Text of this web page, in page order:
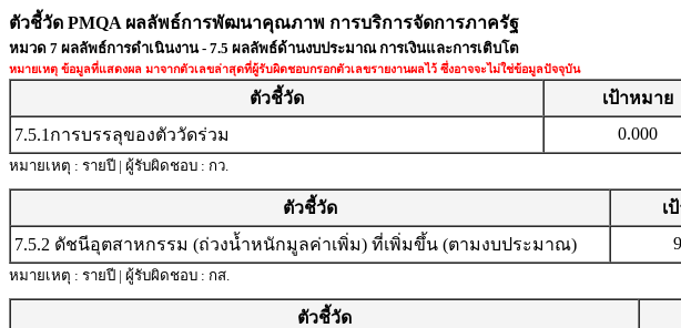
ตัวชี้วัด PMQA ผลลัพธ์การพัฒนาคุณภาพ การบริการจัดการภาครัฐ
หมวด 7 ผลลัพธ์การดำเนินงาน - 7.5 ผลลัพธ์ด้านงบประมาณ การเงินและการเติบโต
หมายเหตุ ข้อมูลที่แสดงผล มาจากตัวเลขล่าสุดที่ผู้รับผิดชอบกรอกตัวเลขรายงานผลไว้ ซึ่งอาจจะไม่ใช่ข้อมูลปัจจุบัน
ตัวชี้วัด เป้าหมาย
7.5.1การบรรลุของตัววัดร่วม
0.000
หมายเหตุ : รายปี | ผู้รับผิดชอบ : กว.
ตัวชี้วัด เ
7.5.2 ดัชนีอุตสาหกรรม (ถ่วงน้ำหนักมูลค่าเพิ่ม) ที่เพิ่มขึ้น (ตามงบประมาณ)
หมายเหตุ : รายปี | ผู้รับผิดชอบ : กส.
ตัวชี้วัด